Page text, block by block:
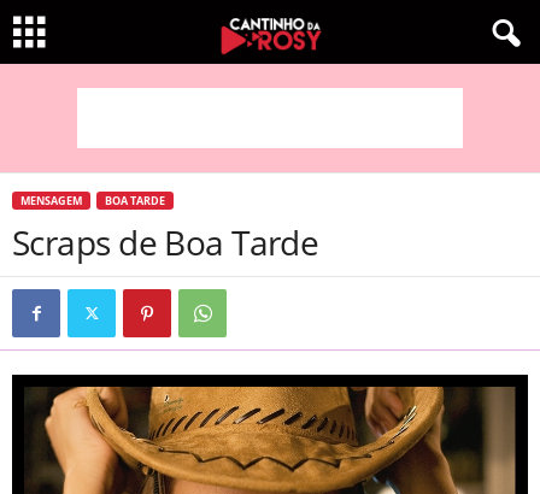
MENSAGEM BOA TARDE
Scraps de Boa Tarde